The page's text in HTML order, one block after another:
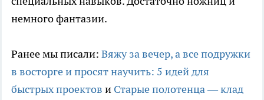
немного фантазии.
Ранее мы писали: Вяжу за вечер, а все подружки
в восторге и просят научить: 5 идей для
быстрых проектов и Старые полотенца — клад